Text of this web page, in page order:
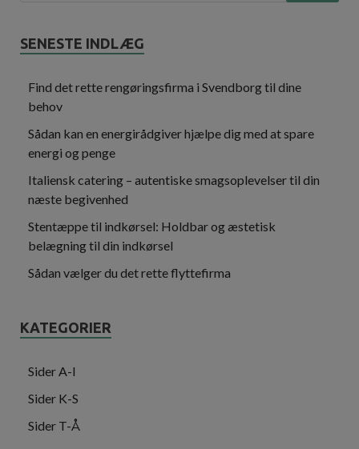
SENESTE INDLÆG
Find det rette rengøringsfirma i Svendborg til dine
behov
Sådan kan en energirådgiver hjælpe dig med at spare
energi og penge
Italiensk catering – autentiske smagsoplevelser til din
næste begivenhed
Stentæppe til indkørsel: Holdbar og æstetisk
belægning til din indkørsel
Sådan vælger du det rette flyttefirma
KATEGORIER
Sider A-I
Sider K-S
Sider T-Å